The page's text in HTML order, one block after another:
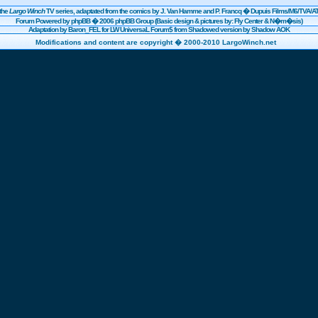
Largo WinchTV series, adaptated from the comics by J. Van Hamme and P. Francq �DupuisFilms/M6/TVA/
Forum Powered byphpBB� 2006 phpBB Group (Basic design & pictures by: Fly Center & N�m�sis)
Adaptation by Baron_FEL for LW UniversaL Forum$ from Shadowed version by Shadow AOK
Modifications and content are copyright � 2000-2010 LargoWinch.net